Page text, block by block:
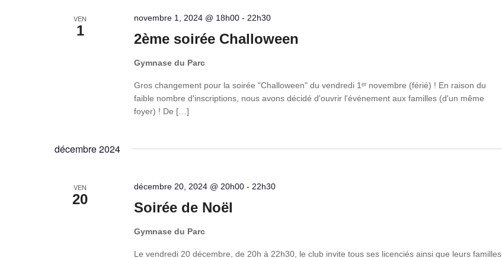
VEN
1
2ème soirée Challoween
novembre 1, 2024 @ 18h00 - 22h30
Gymnase du Parc
Gros changement pour la soirée "Challoween" du vendredi 1ᵉʳ novembre (férié) ! En raison du
faible nombre d'inscriptions, nous avons décidé d'ouvrir l'événement aux familles (d'un même
foyer) ! De […]
décembre 2024
VEN
20
Soirée de Noël
décembre 20, 2024 @ 20h00 - 22h30
Gymnase du Parc
Le vendredi 20 décembre, de 20h à 22h30, le club invite tous ses licenciés ainsi que leurs familles